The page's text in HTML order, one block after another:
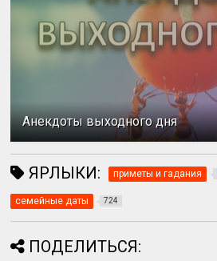
Анекдоты выходного дня
ЯРЛЫКИ: приметы и гадания
семейные даты 724
ПОДЕЛИТЬСЯ: